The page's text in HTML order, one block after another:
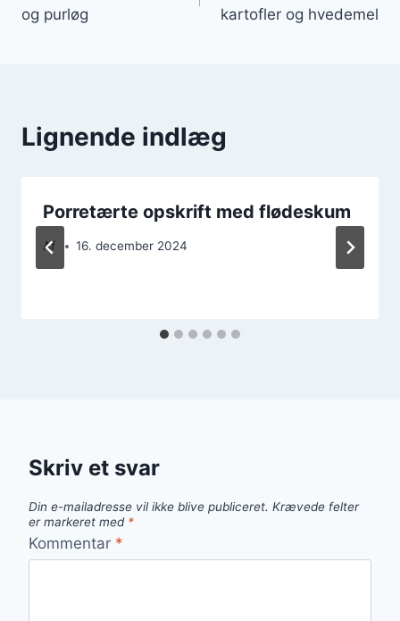
og purløg
kartofler og hvedemel
Lignende indlæg
Porretærte opskrift med flødeskum
Af 16. december 2024
Skriv et svar
Din e-mailadresse vil ikke blive publiceret. Krævede felter
er markeret med *
Kommentar *